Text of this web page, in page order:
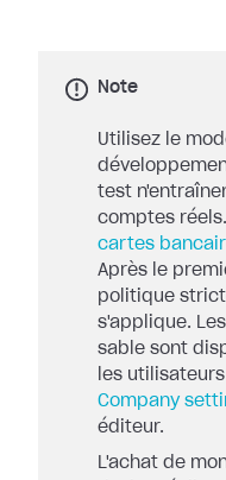
Note
Utilisez le
test
comptes
cartes
Après le
politique
s'applique.
sable sont
les
Company
éditeur.
L'achat de